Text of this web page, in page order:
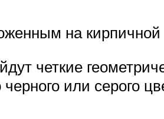
на кирпичной
четкие
или серого